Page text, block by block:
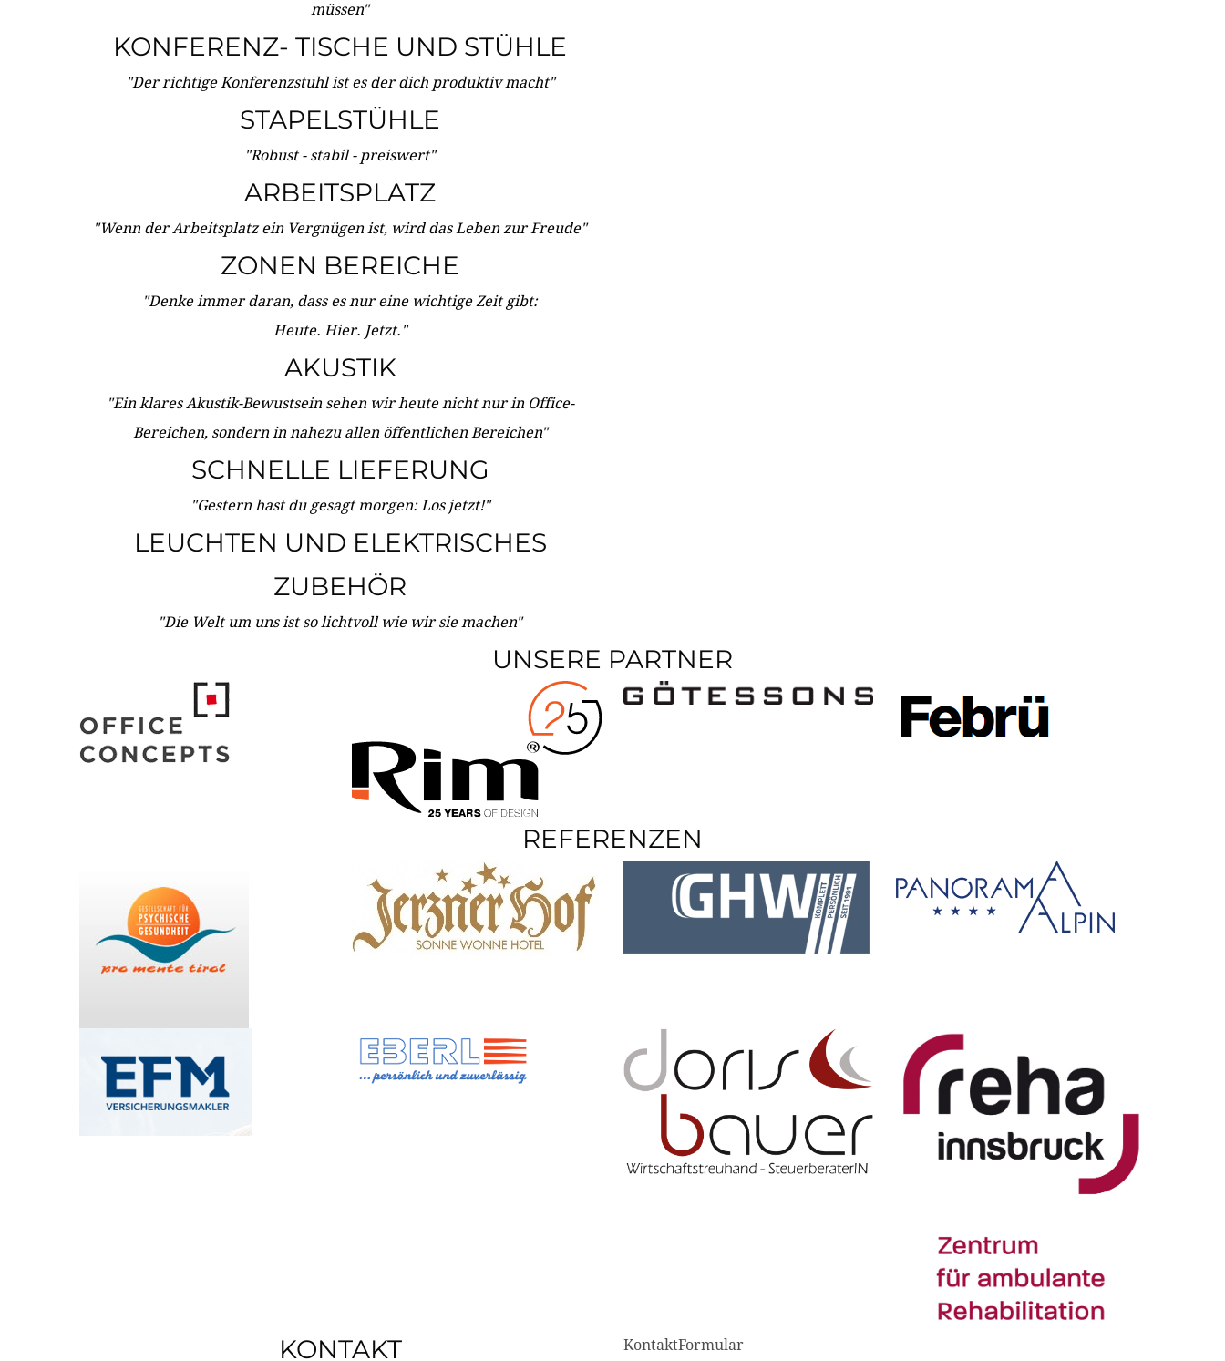
müssen"
KONFERENZ- TISCHE UND STÜHLE
"Der richtige Konferenzstuhl ist es der dich produktiv macht"
STAPELSTÜHLE
"Robust - stabil - preiswert"
ARBEITSPLATZ
"Wenn der Arbeitsplatz ein Vergnügen ist, wird das Leben zur Freude"
ZONEN BEREICHE
"Denke immer daran, dass es nur eine wichtige Zeit gibt:
Heute. Hier. Jetzt."
AKUSTIK
"Ein klares Akustik-Bewustsein sehen wir heute nicht nur in Office-
Bereichen, sondern in nahezu allen öffentlichen Bereichen"
SCHNELLE LIEFERUNG
"Gestern hast du gesagt morgen: Los jetzt!"
LEUCHTEN UND ELEKTRISCHES
ZUBEHÖR
"Die Welt um uns ist so lichtvoll wie wir sie machen"
UNSERE PARTNER
REFERENZEN
KONTAKT KontaktFormular